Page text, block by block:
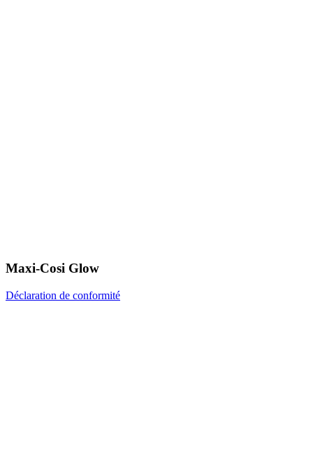
Maxi-Cosi Glow
Déclaration de conformité